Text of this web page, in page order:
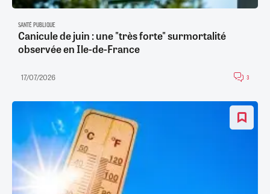
SANTÉ PUBLIQUE
Canicule de juin : une "très forte" surmortalité
observée en Ile-de-France
17/07/2026 3